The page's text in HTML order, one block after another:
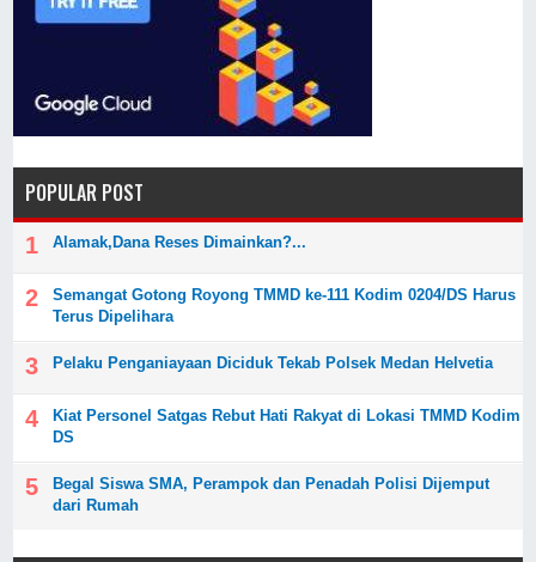
POPULAR POST
Alamak,Dana Reses Dimainkan?...
Semangat Gotong Royong TMMD ke-111 Kodim 0204/DS Harus
Terus Dipelihara
Pelaku Penganiayaan Diciduk Tekab Polsek Medan Helvetia
Kiat Personel Satgas Rebut Hati Rakyat di Lokasi TMMD Kodim
DS
Begal Siswa SMA, Perampok dan Penadah Polisi Dijemput
dari Rumah